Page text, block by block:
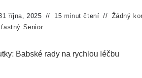
října, 2025 15 minut čtení
Žádný
Senior
Babské rady na rychlou léčbu